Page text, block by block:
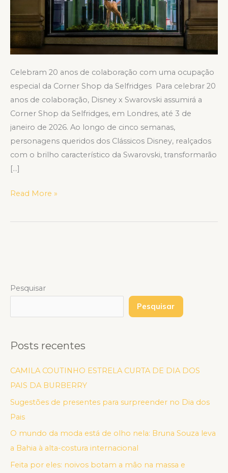
Celebram 20 anos de colaboração com uma ocupação
especial da Corner Shop da Selfridges Para celebrar 20
anos de colaboração, Disney x Swarovski assumirá a
Corner Shop da Selfridges, em Londres, até 3 de
janeiro de 2026. Ao longo de cinco semanas,
personagens queridos dos Clássicos Disney, realçados
com o brilho característico da Swarovski, transformarão
[…]
Read More »
Pesquisar
Pesquisar
Posts recentes
CAMILA COUTINHO ESTRELA CURTA DE DIA DOS
PAIS DA BURBERRY
Sugestões de presentes para surpreender no Dia dos
Pais
O mundo da moda está de olho nela: Bruna Souza leva
a Bahia à alta-costura internacional
Feita por eles: noivos botam a mão na massa e